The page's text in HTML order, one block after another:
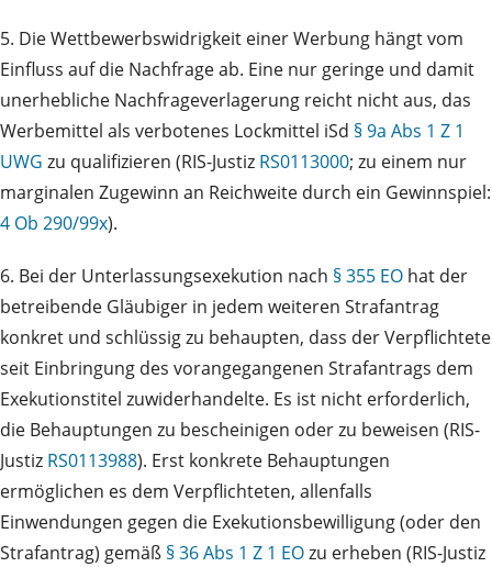
5. Die Wettbewerbswidrigkeit einer Werbung hängt vom
Einfluss auf die Nachfrage ab. Eine nur geringe und damit
unerhebliche Nachfrageverlagerung reicht nicht aus, das
Werbemittel als verbotenes Lockmittel iSd § 9a Abs 1 Z 1
UWG zu qualifizieren (RIS-Justiz RS0113000; zu einem nur
marginalen Zugewinn an Reichweite durch ein Gewinnspiel:
4 Ob 290/99x).
6. Bei der Unterlassungsexekution nach § 355 EO hat der
betreibende Gläubiger in jedem weiteren Strafantrag
konkret und schlüssig zu behaupten, dass der Verpflichtete
seit Einbringung des vorangegangenen Strafantrags dem
Exekutionstitel zuwiderhandelte. Es ist nicht erforderlich,
die Behauptungen zu bescheinigen oder zu beweisen (RIS-
Justiz RS0113988). Erst konkrete Behauptungen
ermöglichen es dem Verpflichteten, allenfalls
Einwendungen gegen die Exekutionsbewilligung (oder den
Strafantrag) gemäß § 36 Abs 1 Z 1 EOzu erheben (RIS-Justiz